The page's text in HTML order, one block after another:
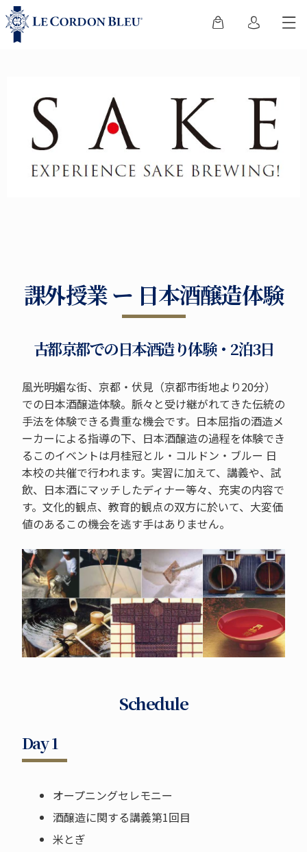
課外授業 ー 日本酒醸造体験
古都京都での日本酒造り体験・2泊3日
風光明媚な街、京都・伏見（京都市街地より20分）
での日本酒醸造体験。脈々と受け継がれてきた伝統の
手法を体験できる貴重な機会です。日本屈指の酒造メ
ーカーによる指導の下、日本酒醸造の過程を体験でき
るこのイベントは月桂冠とル・コルドン・ブルー 日
本校の共催で行われます。実習に加えて、講義や、試
飲、日本酒にマッチしたディナー等々、充実の内容で
す。文化的観点、教育的観点の双方に於いて、大変価
値のあるこの機会を逃す手はありません。
Schedule
Day 1
オープニングセレモニー
酒醸造に関する講義第1回目
米とぎ